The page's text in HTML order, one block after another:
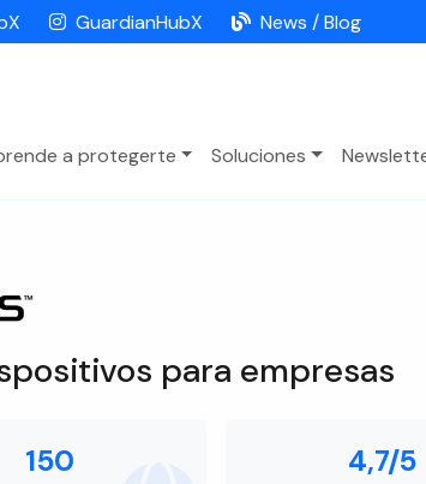
GuardianHubX News / Blog
a protegerte Soluciones
para empresas
150 4,7/5